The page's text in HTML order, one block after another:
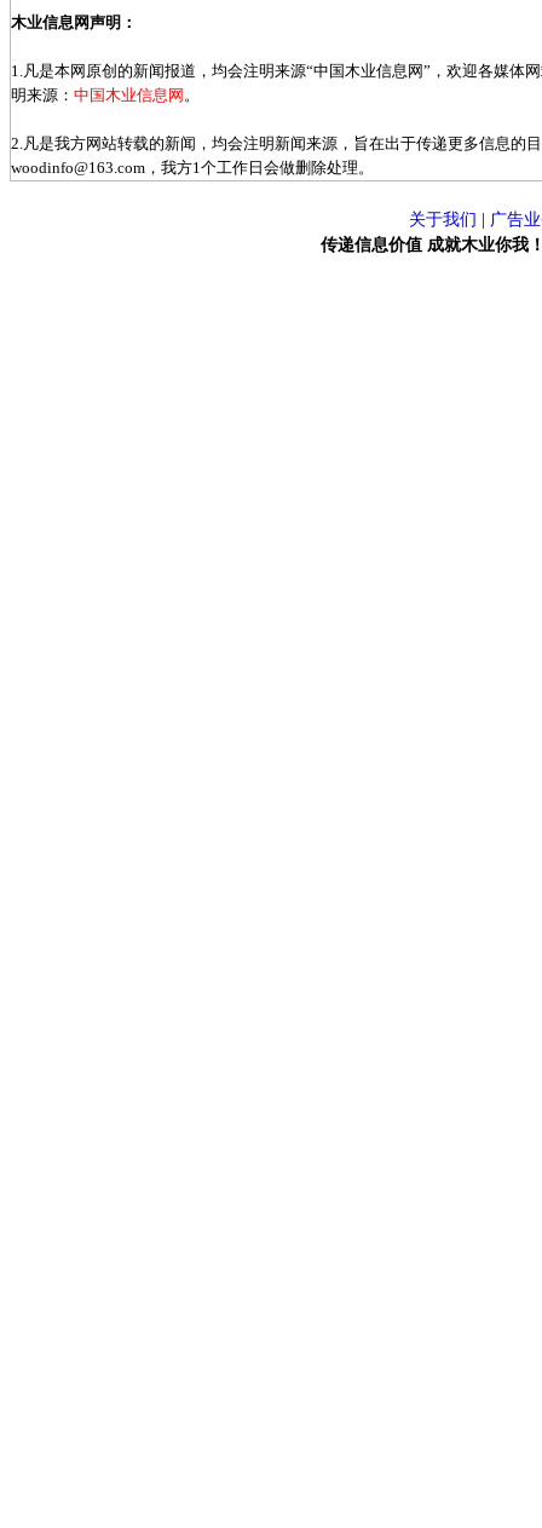
木业信息网声明：
1.凡是本网原创的新闻报道，均会注明来源“中国木业信息网”，欢迎各媒体
明来源： 中国木业信息网 。
2.凡是我方网站转载的新闻，均会注明新闻来源，旨在出于传递更多信息的
woodinfo@163.com，我方1个工作日会做删除处理。
关于我们
广告
传递信息价值 成就木业你我